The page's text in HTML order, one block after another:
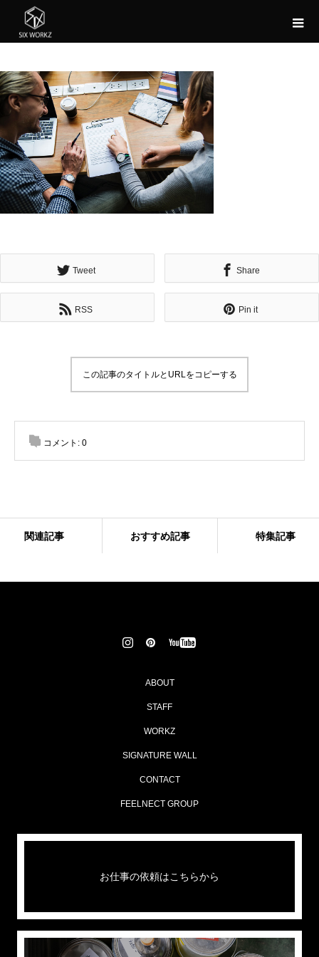
Tweet Share
RSS Pin it
この記事のタイトルとURLをコピーする
コメント: 0
関連記事 おすすめ記事 特集記事
ABOUT
STAFF
WORKZ
SIGNATURE WALL
CONTACT
FEELNECT GROUP
お仕事の依頼はこちらから